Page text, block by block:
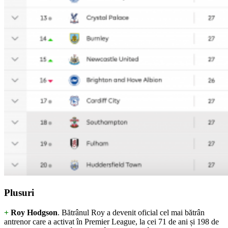
Plusuri
+ Roy Hodgson. Bătrânul Roy a devenit oficial cel mai bătrân
antrenor care a activat în Premier League, la cei 71 de ani și 198 de